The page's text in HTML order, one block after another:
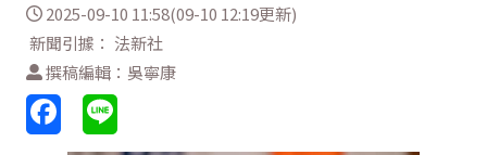
2025-09-10 11:58(09-10 12:19更新)
新聞引據： 法新社
撰稿編輯：吳寧康